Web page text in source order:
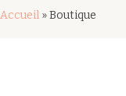
Accueil »Boutique